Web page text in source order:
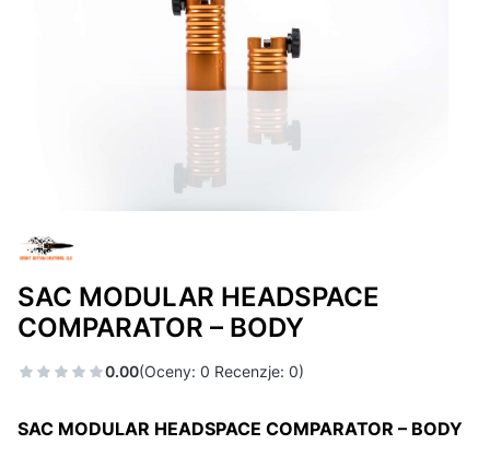
SAC MODULAR HEADSPACE
COMPARATOR – BODY
0.00(Oceny: 0 Recenzje: 0)
SAC MODULAR HEADSPACE COMPARATOR – BODY